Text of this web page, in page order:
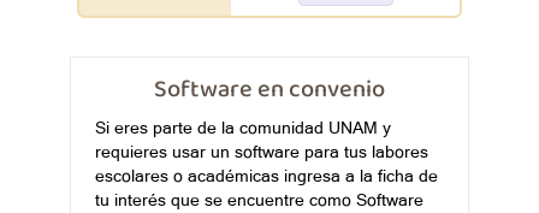
Software en convenio
Si eres parte de la comunidad UNAM y
requieres usar un software para tus labores
escolares o académicas ingresa a la ficha de
tu interés que se encuentre como Software